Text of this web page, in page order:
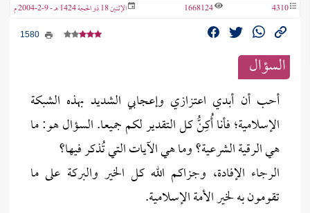
4310
1668124 الإثنين 18 ذو الحجة 1424 هـ - 9-2-2004 م
السؤال
أحب أن أبدي اعتزازي وإعجابي الشديد بهذه الشبكة
الإسلامية؛ فأنا أُكِنُّ كل التقدير لكم جميعا. السؤال هو: ما
هي الرقية الشرعية؟ وما هي الآيات التي تُذكر فيها؟
الرجاء الإفادة، وجزاكم الله كل الخير والبركة على ما
تقومون به لخير الأمة الإسلامية.